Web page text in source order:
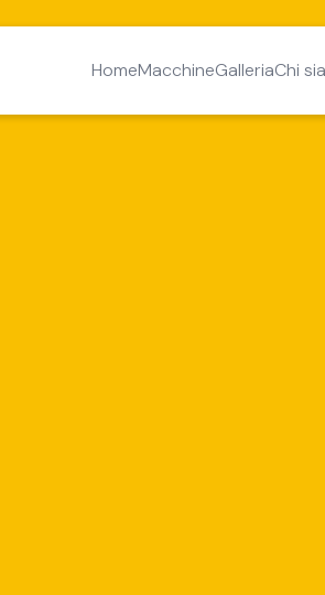
HomeMacchineGalleriaChi